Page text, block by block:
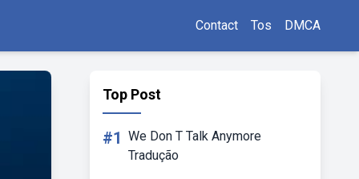
Contact Tos DMCA
Top Post
#1 We Don T Talk Anymore
Tradução